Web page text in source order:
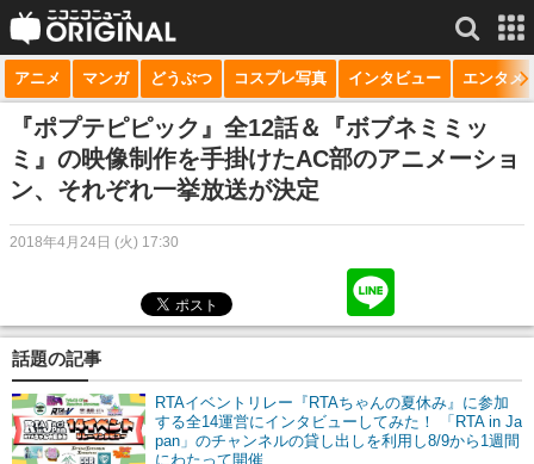
サービス一覧 もっと見る
niconico
動画
生放送
マンガ
ニコニコQ
アニメ マンガ どうぶつ コスプレ写真 インタビュー エンタメ
『ポプテピピック』全12話＆『ボブネミミッ
ミ』の映像制作を手掛けたAC部のアニメーショ
ン、それぞれ一挙放送が決定
2018年4月24日 (火) 17:30
話題の記事
RTAイベントリレー『RTAちゃんの夏休み』に参加
する全14運営にインタビューしてみた！ 「RTA in Ja
pan」のチャンネルの貸し出しを利用し8/9から1週間
にわたって開催